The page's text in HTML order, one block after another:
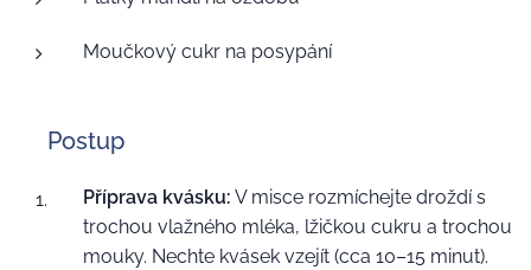
Moučkový cukr na posypání
👩‍🍳 Postup
Příprava kvásku: V misce rozmíchejte droždí s
trochou vlažného mléka, lžičkou cukru a trochou
mouky. Nechte kvásek vzejít (cca 10–15 minut).